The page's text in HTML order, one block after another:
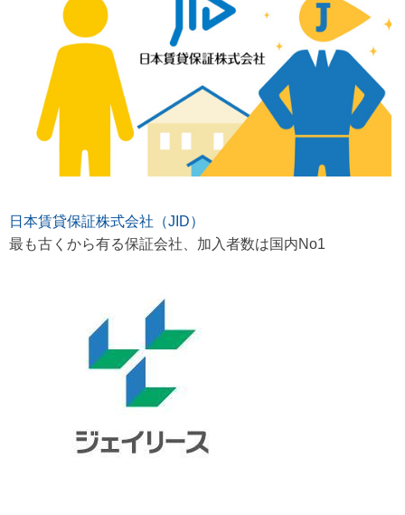
検索結果
ウェブの結果（サイトリンク付き）
日本賃貸保証株式会社（JID）
最も古くから有る保証会社、加入者数は国内No1